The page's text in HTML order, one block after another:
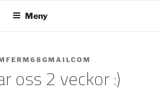
Meny
oss 2 veckor :)